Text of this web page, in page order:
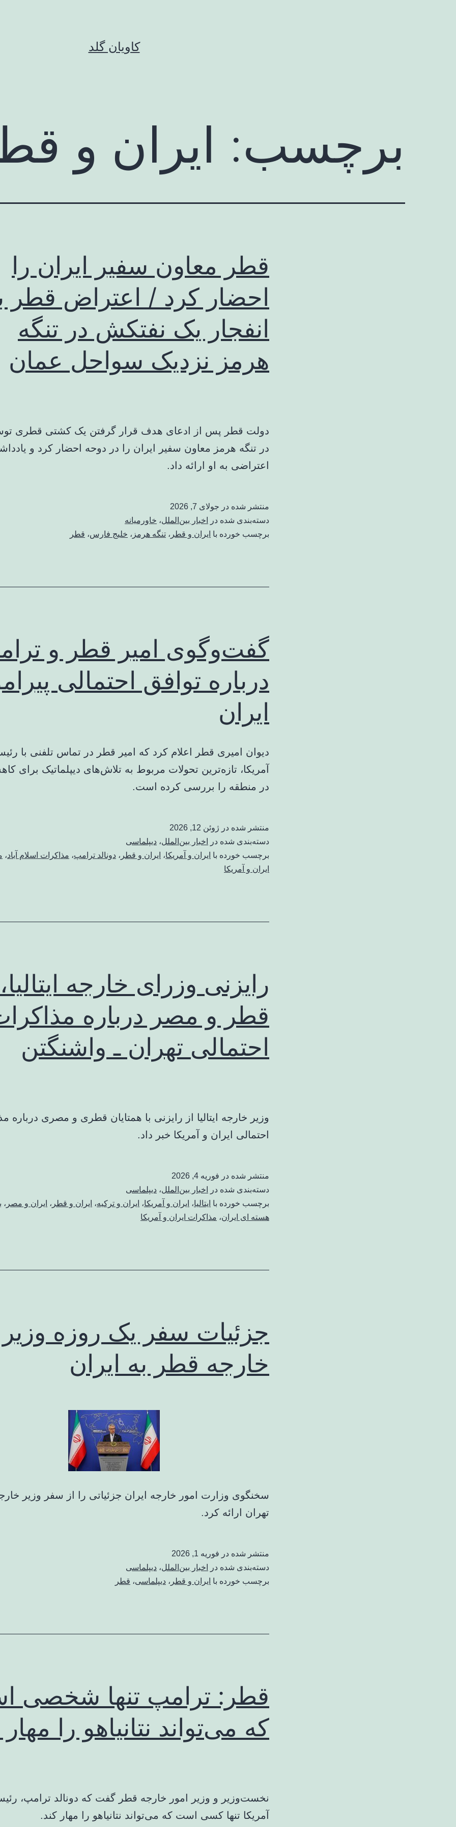
کاویان گلد
برچسب: ایران و
قطر معاون سفیر ایران را
احضار کرد / اعتراض قطر
انفجار یک نفتکش در تنگه
هرمز نزدیک سواحل عمان
دولت قطر پس از ادعای هدف قرار گرفتن یک کشتی قطری
در تنگه هرمز معاون سفیر ایران را در دوحه احضار کرد و
اعتراضی به او ارائه داد.
منتشر شده در جولای 7, 2026
دسته‌بندی شده در
اخبار بین‌الملل، خاورمیانه
برچسب خورده با ایران و قطر ، تنگه هرمز ، خلیج فارس، قطر
گفت‌وگوی امیر قطر و
درباره توافق احتمالی
ایران
دیوان امیری قطر اعلام کرد که امیر قطر در تماس تلفنی با
آمریکا، تازه‌ترین تحولات مربوط به تلاش‌های دیپلماتیک برای
در منطقه را بررسی کرده است.
منتشر شده در ژوئن 12, 2026
دسته‌بندی شده در
اخبار بین‌الملل، دیپلماسی
برچسب خورده با ایران و آمریکا، ایران و قطر ، دونالد ترامپ، مذاکرات اسلام آباد،
ایران و آمریکا
رایزنی وزرای خارجه ایتالیا،
قطر و مصر درباره
احتمالی تهران ـ واشنگتن
وزیر خارجه ایتالیا از رایزنی با همتایان قطری و مصری درباره
احتمالی ایران و آمریکا خبر داد.
منتشر شده در فوریه 4, 2026
دسته‌بندی شده در
اخبار بین‌الملل، دیپلماسی
برچسب خورده با ایتالیا، ایران و آمریکا، ایران و ترکیه، ایران و قطر ، ایران و مصر ،
هسته ای ایران، مذاکرات ایران و آمریکا
جزئیات سفر یک روزه وزیر
خارجه قطر به ایران
سخنگوی وزارت امور خارجه ایران جزئیاتی را از سفر وزیر
تهران ارائه کرد.
منتشر شده در فوریه 1, 2026
دسته‌بندی شده در
اخبار بین‌الملل، دیپلماسی
برچسب خورده با ایران و قطر ، دیپلماسی، قطر
قطر: ترامپ تنها شخصی
که می‌تواند نتانیاهو را
آمریکا تنها کسی است که می‌تواند نتانیاهو را مهار کند.